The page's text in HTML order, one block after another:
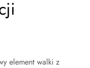
element walki z